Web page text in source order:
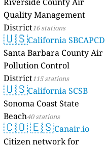
Riverside County Air
Quality Management
District16 stations
🇺🇸California SBCAPCD
Santa Barbara County Air
Pollution Control
District115 stations
🇺🇸California SCSB
Sonoma Coast State
Beach40 stations
🇨🇴🇪🇸Canair.io
Citizen network for